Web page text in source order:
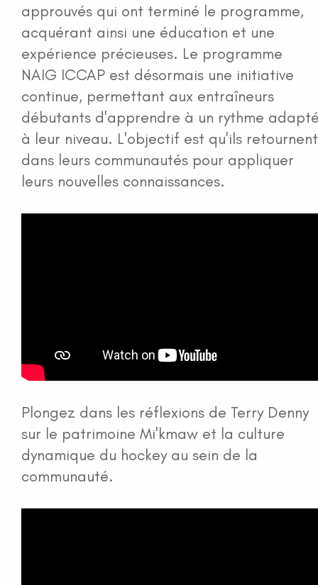
approuvés qui ont terminé le programme,
acquérant ainsi une éducation et une
expérience précieuses. Le programme
NAIG ICCAP est désormais une initiative
continue, permettant aux entraîneurs
débutants d'apprendre à un rythme
à leur niveau. L'objectif est qu'ils retournent
dans leurs communautés pour appliquer
leurs nouvelles connaissances.
Plongez dans les réflexions de Terry Denny
sur le patrimoine Mi'kmaw et la culture
dynamique du hockey au sein de la
communauté.